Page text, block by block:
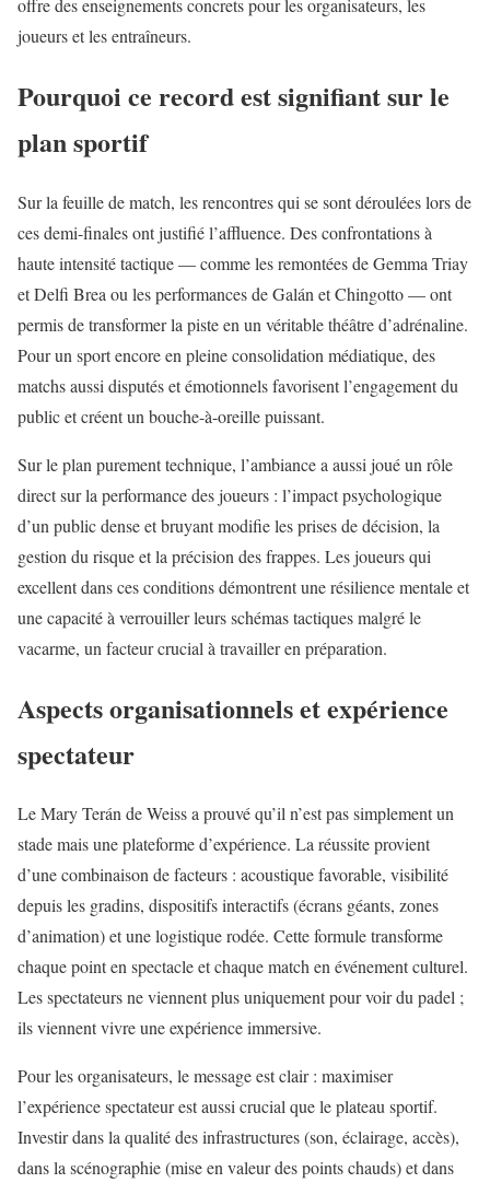
offre des enseignements concrets pour les organisateurs, les
joueurs et les entraîneurs.
Pourquoi ce record est signifiant sur le
plan sportif
Sur la feuille de match, les rencontres qui se sont déroulées lors de
ces demi-finales ont justifié l’affluence. Des confrontations à
haute intensité tactique — comme les remontées de Gemma Triay
et Delfi Brea ou les performances de Galán et Chingotto — ont
permis de transformer la piste en un véritable théâtre d’adrénaline.
Pour un sport encore en pleine consolidation médiatique, des
matchs aussi disputés et émotionnels favorisent l’engagement du
public et créent un bouche-à-oreille puissant.
Sur le plan purement technique, l’ambiance a aussi joué un rôle
direct sur la performance des joueurs : l’impact psychologique
d’un public dense et bruyant modifie les prises de décision, la
gestion du risque et la précision des frappes. Les joueurs qui
excellent dans ces conditions démontrent une résilience mentale et
une capacité à verrouiller leurs schémas tactiques malgré le
vacarme, un facteur crucial à travailler en préparation.
Aspects organisationnels et expérience
spectateur
Le Mary Terán de Weiss a prouvé qu’il n’est pas simplement un
stade mais une plateforme d’expérience. La réussite provient
d’une combinaison de facteurs : acoustique favorable, visibilité
depuis les gradins, dispositifs interactifs (écrans géants, zones
d’animation) et une logistique rodée. Cette formule transforme
chaque point en spectacle et chaque match en événement culturel.
Les spectateurs ne viennent plus uniquement pour voir du padel ;
ils viennent vivre une expérience immersive.
Pour les organisateurs, le message est clair : maximiser
l’expérience spectateur est aussi crucial que le plateau sportif.
Investir dans la qualité des infrastructures (son, éclairage, accès),
dans la scénographie (mise en valeur des points chauds) et dans